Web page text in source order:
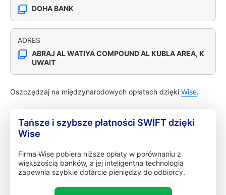
DOHA BANK
ADRES
ABRAJ AL WATIYA COMPOUND AL KUBLA AREA, K
UWAIT
Oszczędzaj na międzynarodowych opłatach dzięki Wise.
Tańsze i szybsze płatności SWIFT dzięki
Wise
Firma Wise pobiera niższe opłaty w porównaniu z
większością banków, a jej inteligentna technologia
zapewnia szybkie dotarcie pieniędzy do odbiorcy.